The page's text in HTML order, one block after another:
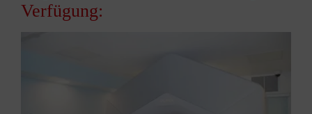
Verfügung: